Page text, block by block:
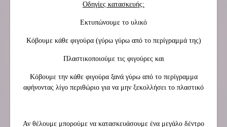
Οδηγίες κατασκευής:
Εκτυπώνουμε το υλικό
Κόβουμε κάθε φιγούρα (γύρω γύρω από το περίγραμμά της)
Πλαστικοποιούμε τις φιγούρες και
Κόβουμε την κάθε φιγούρα ξανά γύρω από το περίγραμμα
αφήνοντας λίγο περιθώριο για να μην ξεκολλήσει το πλαστικό
Αν θέλουμε μπορούμε να κατασκευάσουμε ένα μεγάλο δέντρο